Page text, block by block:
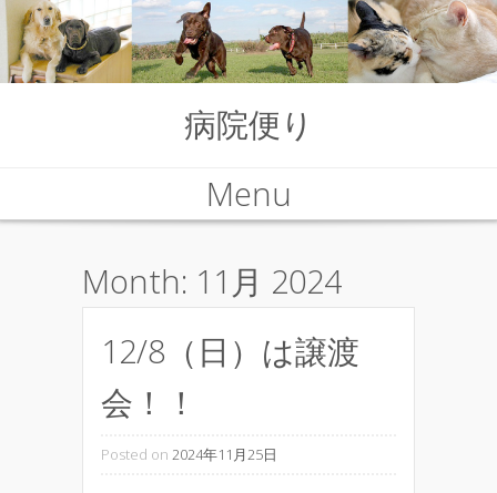
病院便り
Menu
Month: 11月 2024
12/8（日）は譲渡
会！！
Posted on 2024年11月25日